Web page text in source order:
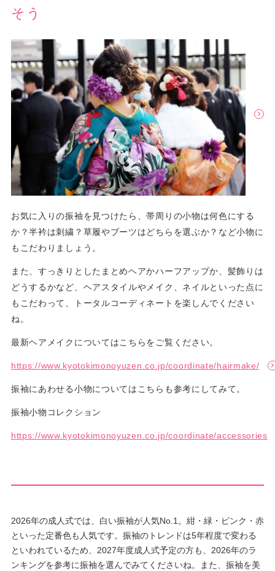
そう
お気に入りの振袖を見つけたら、帯周りの小物は何色にする
か？半衿は刺繍？草履やブーツはどちらを選ぶか？など小物に
もこだわりましょう。
また、すっきりとしたまとめヘアかハーフアップか、髪飾りは
どうするかなど、ヘアスタイルやメイク、ネイルといった点に
もこだわって、トータルコーディネートを楽しんでください
ね。
最新ヘアメイクについてはこちらをご覧ください。
https://www.kyotokimonoyuzen.co.jp/coordinate/hairmake/
振袖にあわせる小物についてはこちらも参考にしてみて。
振袖小物コレクション
https://www.kyotokimonoyuzen.co.jp/coordinate/accessories
2026年の成人式では、白い振袖が人気No.1。紺・緑・ピンク・赤
といった定番色も人気です。振袖のトレンドは5年程度で変わる
といわれているため、2027年度成人式予定の方も、2026年のラ
ンキングを参考に振袖を選んでみてくださいね。また、振袖を美